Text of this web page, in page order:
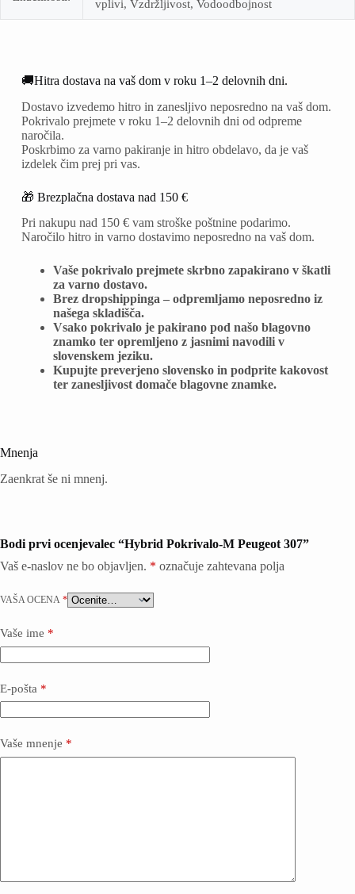
vplivi, Vzdržljivost, Vodoodbojnost
🚚Hitra dostava na vaš dom v roku 1–2 delovnih dni.
Dostavo izvedemo hitro in zanesljivo neposredno na vaš dom.
Pokrivalo prejmete v roku 1–2 delovnih dni od odpreme
naročila.
Poskrbimo za varno pakiranje in hitro obdelavo, da je vaš
izdelek čim prej pri vas.
🎁 Brezplačna dostava nad 150 €
Pri nakupu nad 150 € vam stroške poštnine podarimo.
Naročilo hitro in varno dostavimo neposredno na vaš dom.
Vaše pokrivalo prejmete skrbno zapakirano v škatli
za varno dostavo.
Brez dropshippinga – odpremljamo neposredno iz
našega skladišča.
Vsako pokrivalo je pakirano pod našo blagovno
znamko ter opremljeno z jasnimi navodili v
slovenskem jeziku.
Kupujte preverjeno slovensko in podprite kakovost
ter zanesljivost domače blagovne znamke.
Mnenja
Zaenkrat še ni mnenj.
Bodi prvi ocenjevalec “Hybrid Pokrivalo-M Peugeot 307”
Vaš e-naslov ne bo objavljen. * označuje zahtevana polja
VAŠA OCENA *
Vaše ime *
E-pošta *
Vaše mnenje *